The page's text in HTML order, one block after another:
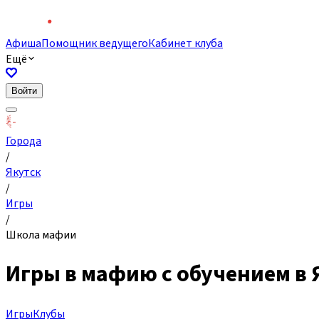
АфишаПомощник ведущегоКабинет клуба
Ещё
Войти
Города
/
Якутск
/
Игры
/
Школа мафии
Игры в мафию с обучением в
ИгрыКлубы